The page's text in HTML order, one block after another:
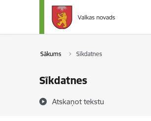
Pāriet uz lapas saturu
Sākums Sīkdatnes
Sīkdatnes
Atskaņot tekstu